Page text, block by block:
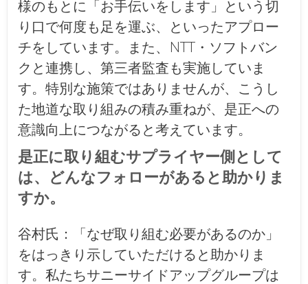
様のもとに「お手伝いをします」という切
り口で何度も足を運ぶ、といったアプロー
チをしています。また、NTT・ソフトバン
クと連携し、第三者監査も実施していま
す。特別な施策ではありませんが、こうし
た地道な取り組みの積み重ねが、是正への
意識向上につながると考えています。
是正に取り組むサプライヤー側として
は、どんなフォローがあると助かりま
すか。
谷村氏：
「なぜ取り組む必要があるのか」
をはっきり示していただけると助かりま
す。私たちサニーサイドアップグループは